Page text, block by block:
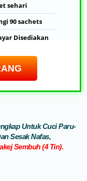
sehari
90 sachets
Disediakan
Untuk Cuci Paru-
Sesak Nafas,
Sembuh (4 Tin).